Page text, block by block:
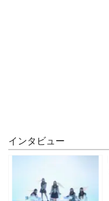
インタビュー